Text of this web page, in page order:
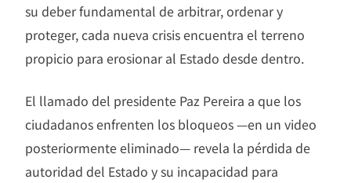
su deber fundamental de arbitrar, ordenar y
proteger, cada nueva crisis encuentra el terreno
propicio para erosionar al Estado desde dentro.
El llamado del presidente Paz Pereira a que los
ciudadanos enfrenten los bloqueos —en un video
posteriormente eliminado— revela la pérdida de
autoridad del Estado y su incapacidad para